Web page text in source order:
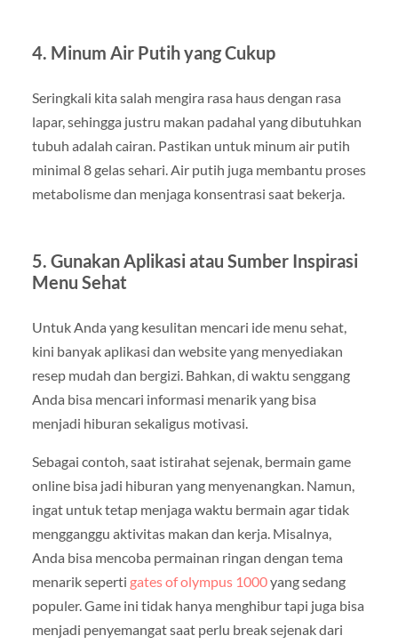
4. Minum Air Putih yang Cukup
Seringkali kita salah mengira rasa haus dengan rasa
lapar, sehingga justru makan padahal yang dibutuhkan
tubuh adalah cairan. Pastikan untuk minum air putih
minimal 8 gelas sehari. Air putih juga membantu proses
metabolisme dan menjaga konsentrasi saat bekerja.
5. Gunakan Aplikasi atau Sumber Inspirasi
Menu Sehat
Untuk Anda yang kesulitan mencari ide menu sehat,
kini banyak aplikasi dan website yang menyediakan
resep mudah dan bergizi. Bahkan, di waktu senggang
Anda bisa mencari informasi menarik yang bisa
menjadi hiburan sekaligus motivasi.
Sebagai contoh, saat istirahat sejenak, bermain game
online bisa jadi hiburan yang menyenangkan. Namun,
ingat untuk tetap menjaga waktu bermain agar tidak
mengganggu aktivitas makan dan kerja. Misalnya,
Anda bisa mencoba permainan ringan dengan tema
menarik seperti gates of olympus 1000yang sedang
populer. Game ini tidak hanya menghibur tapi juga bisa
menjadi penyemangat saat perlu break sejenak dari